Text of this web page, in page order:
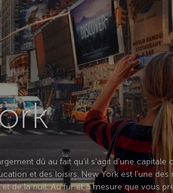
dû au fait qu'il s'agit d'une capitale
et des loisirs. New York est l'une
de la nuit. Au fur et à mesure que vous